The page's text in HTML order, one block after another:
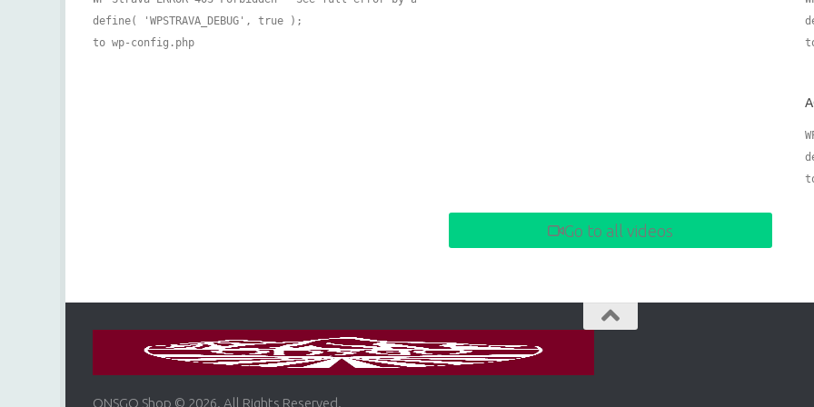
define( 'WPSTRAVA_DEBUG', true );
to wp-config.php
Go to all videos
ONSGO Shop © 2026. All Rights Reserved.